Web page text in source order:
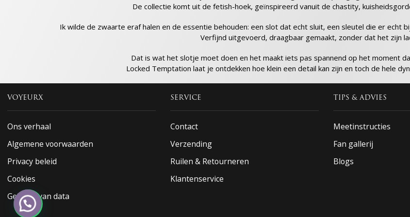
De collectie komt uit de fetish-hoek, geïnspireerd vanuit de chastity,
Ik wilde de zwaarte eraf halen en de essentie behouden: een slot dat echt sluit, een sleutel die er echt
Verfijnd uitgevoerd, draagbaar gemaakt, zonder dat het zijn
Dat is wat het slotje moet doen en het maakt iets pas spannend op het moment
Locked Temptation laat je ontdekken hoe klein een detail kan zijn en toch de hele
VOYEURX
Ons verhaal
Algemene voorwaarden
Privacy beleid
Cookies
Gebruik van data
SERVICE
Contact
Verzending
Ruilen & Retourneren
Klantenservice
TIPS & ADVIES
Meetinstructies
Fan gallerij
Blogs